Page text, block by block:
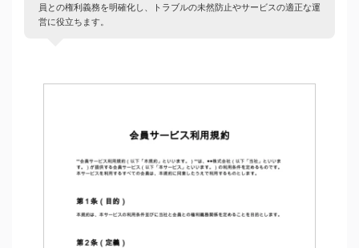
員との権利義務を明確化し、トラブルの未然防止やサービスの適正な運
営に役立ちます。